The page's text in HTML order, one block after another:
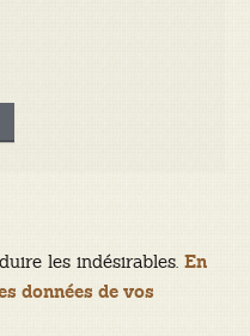
les indésirables. En
données de vos